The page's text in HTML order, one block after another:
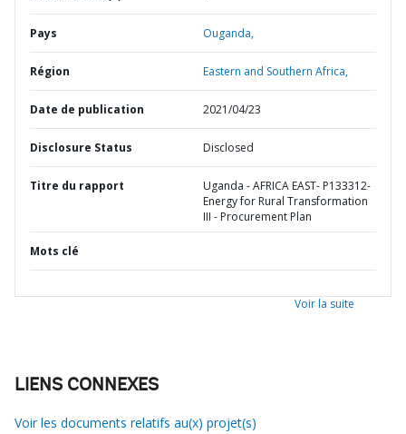
Pays Ouganda,
Région Eastern and Southern Africa,
Date de publication 2021/04/23
Disclosure Status Disclosed
Titre du rapport
Uganda - AFRICA EAST- P133312-
Energy for Rural Transformation
III - Procurement Plan
Mots clé
Voir la suite
LIENS CONNEXES
Voir les documents relatifs au(x) projet(s)